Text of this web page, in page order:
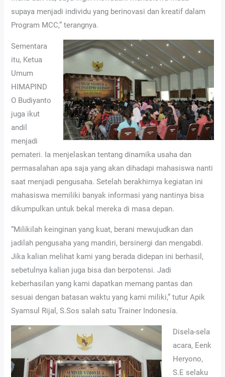
supaya menjadi individu yang berinovasi dan kreatif dalam
Program MCC,” terangnya.
Sementara
itu, Ketua
Umum
HIMAPIND
O Budiyanto
juga ikut
andil
menjadi
pemateri. Ia menjelaskan tentang dinamika usaha dan
permasalahan apa saja yang akan dihadapi mahasiswa nanti
saat menjadi pengusaha. Setelah berakhirnya kegiatan ini
mahasiswa memiliki banyak informasi yang nantinya bisa
dikumpulkan untuk bekal mereka di masa depan.
“Milikilah keinginan yang kuat, berani mewujudkan dan
jadilah pengusaha yang mandiri, bersinergi dan mengabdi.
Jika kalian melihat kami yang berada didepan ini berhasil,
sebetulnya kalian juga bisa dan berpotensi. Jadi
keberhasilan yang kami dapatkan memang pantas dan
sesuai dengan batasan waktu yang kami miliki,” tutur Apik
Syamsul Rijal, S.Sos salah satu Trainer Indonesia.
Disela-sela
acara, Eenk
Heryono,
S.E selaku